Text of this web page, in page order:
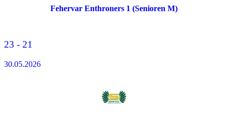
Fehervar Enthroners 1 (Senioren M)
23 - 21
30.05.2026